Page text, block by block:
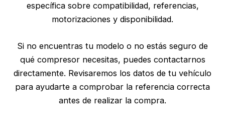
específica sobre compatibilidad, referencias,
motorizaciones y disponibilidad.
Si no encuentras tu modelo o no estás seguro de
qué compresor necesitas, puedes contactarnos
directamente. Revisaremos los datos de tu vehículo
para ayudarte a comprobar la referencia correcta
antes de realizar la compra.